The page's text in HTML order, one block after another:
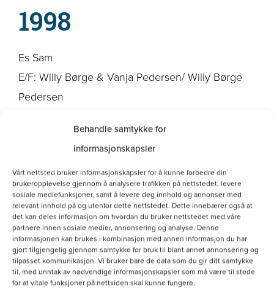
Behandle samtykke for
informasjonskapsler
Vårt nettsted bruker informasjonskapsler for å kunne forbedre din
brukeropplevelse gjennom å analysere trafikken på nettstedet, levere
sosiale mediefunksjoner, samt å levere deg innhold og annonser med
relevant innhold på og utenfor dette nettstedet. Dette innebærer også at
det kan deles informasjon om hvordan du bruker nettstedet med våre
partnere innen sosiale medier, annonsering og analyse. Denne
informasjonen kan brukes i kombinasjon med annen informasjon du har
gjort tilgjengelig gjennom samtykke for bruk til blant annet annonsering og
tilpasset kommunikasjon. Vi bruker bare de data som du gir ditt samtykke
til, med unntak av nødvendige informasjonskapsler som må være til stede
for at vitale funksjoner på nettsiden skal kunne fungere.
1998
Es Sam
E/F: Willy Børge & Vanja Pedersen/ Willy Børge
Pedersen
E/F: Roger Hermanstad
ES Pussjo’s A-Pascal
E/F: Jan Petter Thuve
ES Høimyra’s Taipo
E/F: Per Tufte
IS Tydalens Megg
E/F: Bjørn Olsen